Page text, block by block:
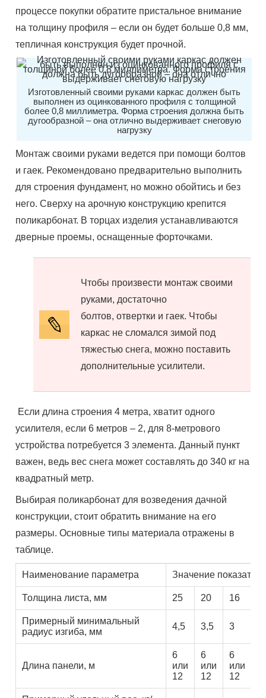
процессе покупки обратите пристальное внимание
на толщину профиля – если он будет больше 0,8 мм,
тепличная конструкция будет прочной.
Изготовленный своими руками каркас должен быть
выполнен из оцинкованного профиля с толщиной
более 0,8 миллиметра. Форма строения должна быть
дугообразной – она отлично выдерживает снеговую
нагрузку
Монтаж своими руками ведется при помощи болтов
и гаек. Рекомендовано предварительно выполнить
для строения фундамент, но можно обойтись и без
него. Сверху на арочную конструкцию крепится
поликарбонат. В торцах изделия устанавливаются
дверные проемы,оснащенные форточками.
Чтобы произвести монтаж своими
руками, достаточно
болтов,отвертки и гаек. Чтобы
каркас не сломался зимой под
тяжестью снега, можно поставить
дополнительные усилители.
Если длина строения 4 метра, хватит одного
усилителя,если 6 метров – 2, для 8-метрового
устройства потребуется 3 элемента.Данный пункт
важен, ведь вес снега может составлять до 340 кг на
квадратный метр.
Выбирая поликарбонат для возведения дачной
конструкции, стоит обратить внимание на его
размеры. Основные типы материала отражены в
таблице.
Наименование параметра Значение
Толщина листа, мм 25 20 16
Примерный минимальный
радиус изгиба, мм
4,5 3,5 3
Длина панели, м
6
или
12
6
или
12
6
или
12